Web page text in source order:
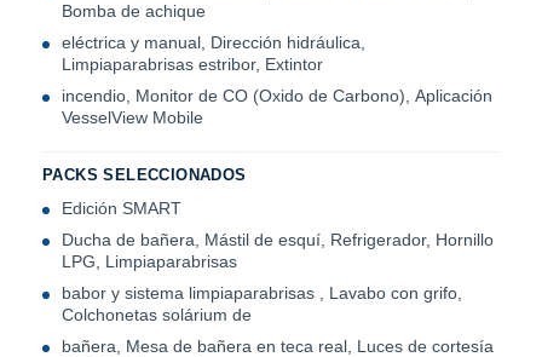
Bomba de achique
eléctrica y manual, Dirección hidráulica,
Limpiaparabrisas estribor, Extintor
incendio, Monitor de CO (Oxido de Carbono), Aplicación
VesselView Mobile
PACKS SELECCIONADOS
Edición SMART
Ducha de bañera, Mástil de esquí, Refrigerador, Hornillo
LPG, Limpiaparabrisas
babor y sistema limpiaparabrisas , Lavabo con grifo,
Colchonetas solárium de
bañera, Mesa de bañera en teca real, Luces de cortesía